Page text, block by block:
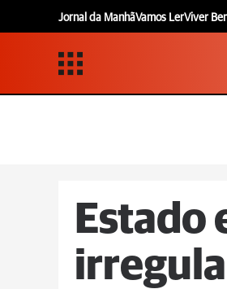
Jornal da ManhãVamos LerViver
Estado